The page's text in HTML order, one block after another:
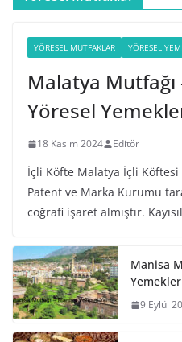
YÖRESEL MUTFAKLAR YÖRESEL
Malatya
Yöresel
18 Kasım 2024 Editör
İçli Köfte Malatya İçli
Patent ve Marka Kurumu
coğrafi işaret almıştır.
Manisa
9 Eylül